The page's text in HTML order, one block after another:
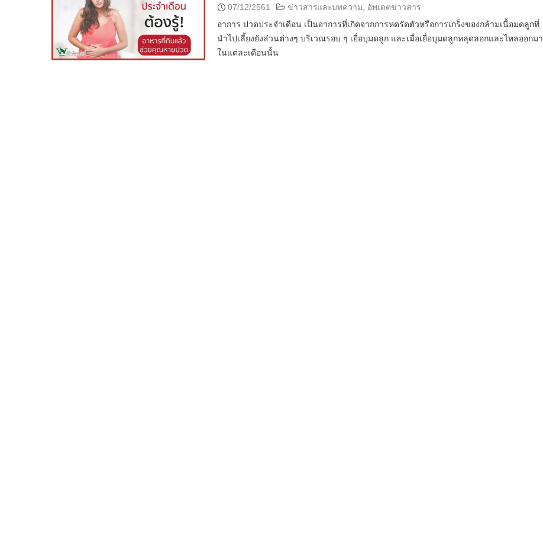
07/12/2561 ข่าวสารและบทความ
อัพเดตข่าวสาร
อาการ ปวดประจำเดือน เป็นอาการที่เกิดจากการหดรัดตัวหรือการเกร็งของกล้ามเนื้อมดลูกที่
นำไปเลี้ยงยังส่วนต่างๆ บริเวณรอบ ๆ เยื่อบุมดลูก และเมื่อเยื่อบุมดลูกหลุดลอกและไหลออกมา
ในแต่ละเดือนนั้น